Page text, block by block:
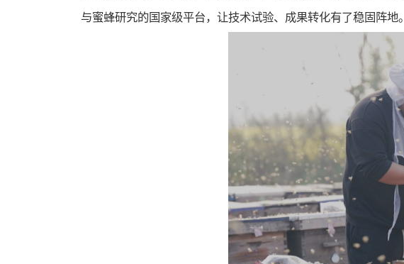
与蜜蜂研究的国家级平台，让技术试验、成果转化有了稳固阵地。